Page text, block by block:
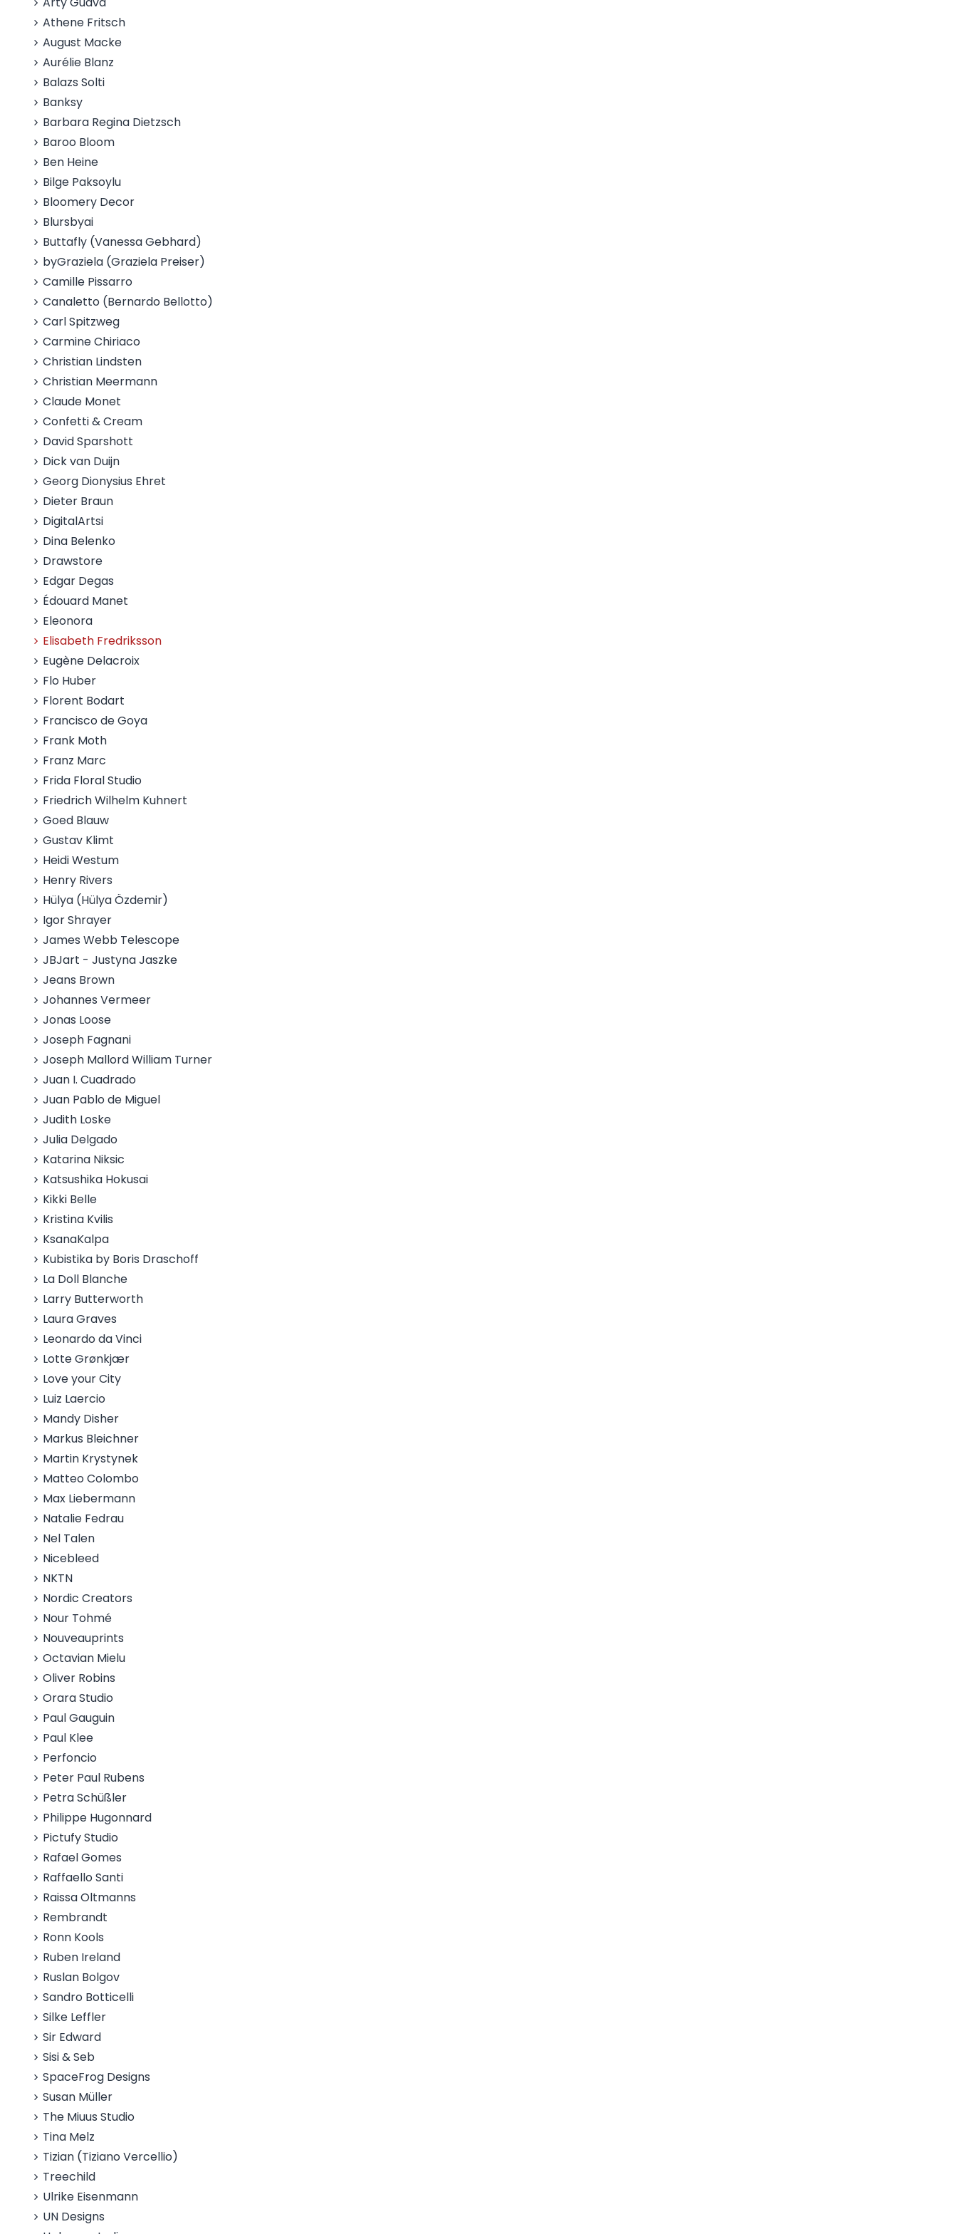
Athene Fritsch
August Macke
Aurélie Blanz
Balazs Solti
Banksy
Barbara Regina Dietzsch
Baroo Bloom
Ben Heine
Bilge Paksoylu
Bloomery Decor
Blursbyai
Buttafly (Vanessa Gebhard)
byGraziela (Graziela Preiser)
Camille Pissarro
Canaletto (Bernardo Bellotto)
Carl Spitzweg
Carmine Chiriaco
Christian Lindsten
Christian Meermann
Claude Monet
Confetti & Cream
David Sparshott
Dick van Duijn
Georg Dionysius Ehret
Dieter Braun
DigitalArtsi
Dina Belenko
Drawstore
Edgar Degas
Édouard Manet
Eleonora
Elisabeth Fredriksson
Eugène Delacroix
Flo Huber
Florent Bodart
Francisco de Goya
Frank Moth
Franz Marc
Frida Floral Studio
Friedrich Wilhelm Kuhnert
Goed Blauw
Gustav Klimt
Heidi Westum
Henry Rivers
Hülya (Hülya Özdemir)
Igor Shrayer
James Webb Telescope
JBJart - Justyna Jaszke
Jeans Brown
Johannes Vermeer
Jonas Loose
Joseph Fagnani
Joseph Mallord William Turner
Juan I. Cuadrado
Juan Pablo de Miguel
Judith Loske
Julia Delgado
Katarina Niksic
Katsushika Hokusai
Kikki Belle
Kristina Kvilis
KsanaKalpa
Kubistika by Boris Draschoff
La Doll Blanche
Larry Butterworth
Laura Graves
Leonardo da Vinci
Lotte Grønkjær
Love your City
Luiz Laercio
Mandy Disher
Markus Bleichner
Martin Krystynek
Matteo Colombo
Max Liebermann
Natalie Fedrau
Nel Talen
Nicebleed
NKTN
Nordic Creators
Nour Tohmé
Nouveauprints
Octavian Mielu
Oliver Robins
Orara Studio
Paul Gauguin
Paul Klee
Perfoncio
Peter Paul Rubens
Petra Schüßler
Philippe Hugonnard
Pictufy Studio
Rafael Gomes
Raffaello Santi
Raissa Oltmanns
Rembrandt
Ronn Kools
Ruben Ireland
Ruslan Bolgov
Sandro Botticelli
Silke Leffler
Sir Edward
Sisi & Seb
SpaceFrog Designs
Susan Müller
The Miuus Studio
Tina Melz
Tizian (Tiziano Vercellio)
Treechild
Ulrike Eisenmann
UN Designs